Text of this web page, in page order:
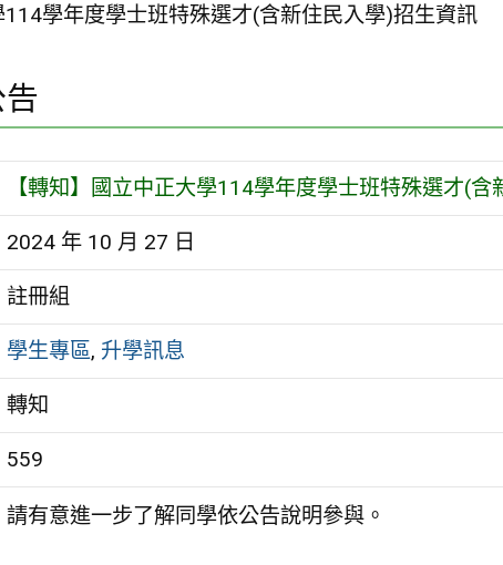
114學年度學士班特殊選才(含新住民入學)招生資訊
【轉知】國立中正大學114學年度學士班特殊選才(
2024 年 10 月 27 日
註冊組
學生專區, 升學訊息
轉知
559
請有意進一步了解同學依公告說明參與。